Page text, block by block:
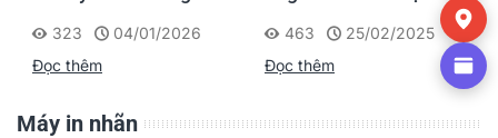
nhận diện cáp điện,
cáp mạng
463
25/02/2025
Đọc thêm
in nhãn cầm tay công
nghiệp của Brother
564
22/01/2025
Đọc thêm
Máy in nhãn